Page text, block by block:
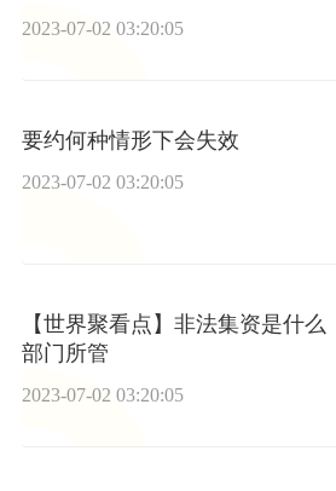
2023-07-02 03:20:05
要约何种情形下会失效
2023-07-02 03:20:05
【世界聚看点】非法集资是什么
部门所管
2023-07-02 03:20:05